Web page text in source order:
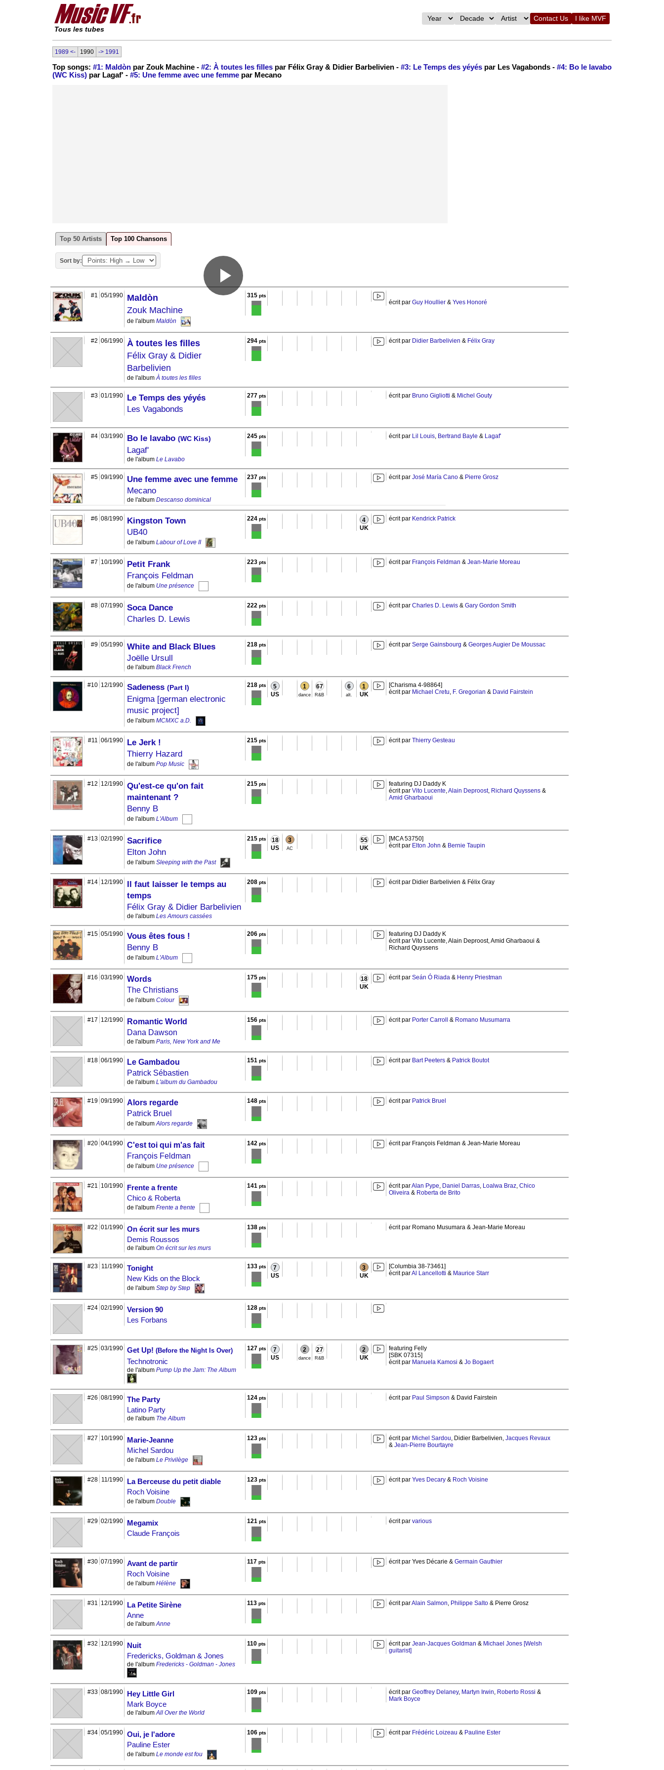
Tous les tubes
Contact Us I like MVF
1989 <- 1990 -> 1991
Top songs: #1: Maldòn par Zouk Machine - #2: À toutes les filles par Félix Gray & Didier Barbelivien - #3: Le Temps des yéyés par Les Vagabonds - #4: Bo le lavabo
(WC Kiss) par Lagaf' - #5: Une femme avec une femme par Mecano
Top 50 Artists Top 100 Chansons
Sort by:
#1 05/1990
Maldòn
Zouk Machine
de l'album Maldòn
315pts
écrit par Guy Houllier & Yves Honoré
#2 06/1990 À toutes les filles
Félix Gray & Didier
Barbelivien
de l'albumÀ toutes les filles
294pts écrit par Didier Barbelivien & Félix Gray
#3 01/1990
Le Temps des yéyés
Les Vagabonds
277 pts écrit par Bruno Gigliotti & Michel Gouty
#4 03/1990 Bo le lavabo (WC Kiss)
Lagaf'
de l'album Le Lavabo
245pts écrit par Lil Louis, Bertrand Bayle & Lagaf'
#5 09/1990
Une femme avec une femme
Mecano
de l'album Descanso dominical
237 pts écrit par José María Cano & Pierre Grosz
#6 08/1990
Kingston Town
UB40
de l'album Labour of Love II
224pts 4
UK
écrit par Kendrick Patrick
#7 10/1990
Petit Frank
François Feldman
de l'album Une présence
223pts écrit par François Feldman & Jean-Marie Moreau
#8 07/1990 Soca Dance
Charles D. Lewis
222 pts écrit par Charles D. Lewis & Gary Gordon Smith
#9 05/1990 White and Black Blues
Joëlle Ursull
de l'album Black French
218pts écrit par Serge Gainsbourg & Georges Augier De Moussac
#10 12/1990 Sadeness (Part I)
Enigma [german electronic
music project]
de l'album MCMXC a.D.
218pts 5
US
1
dance
67
R&B
6
alt.
1
UK
[Charisma 4-98864]
écrit par Michael Cretu, F. Gregorian & David Fairstein
#11 06/1990
Le Jerk !
Thierry Hazard
de l'album Pop Music
215pts écrit par Thierry Gesteau
#12 12/1990 Qu'est-ce qu'on fait
maintenant ?
Benny B
de l'album L'Album
215pts
featuring DJ Daddy K
écrit par Vito Lucente,Alain Deproost, Richard Quyssens &
Amid Gharbaoui
#13 02/1990 Sacrifice
Elton John
de l'album Sleeping with the Past
215pts 18
US
3
AC
55
UK
[MCA 53750]
écrit par Elton John & Bernie Taupin
#14 12/1990
Il faut laisser le temps au
temps
Félix Gray & Didier Barbelivien
de l'album Les Amours cassées
208pts écrit par Didier Barbelivien & Félix Gray
#15 05/1990 Vous êtes fous !
Benny B
de l'album L'Album
206pts
featuring DJ Daddy K
écrit par Vito Lucente, Alain Deproost, Amid Gharbaoui &
Richard Quyssens
#16 03/1990 Words
The Christians
de l'album Colour
175pts 18
UK
écrit par Seán Ó Riada & Henry Priestman
#17 12/1990
Romantic World
Dana Dawson
de l'album Paris, New York and Me
156pts écrit par Porter Carroll & Romano Musumarra
#18 06/1990
Le Gambadou
Patrick Sébastien
de l'album L'album du Gambadou
151 pts écrit par Bart Peeters & Patrick Boutot
#19 09/1990 Alors regarde
Patrick Bruel
de l'albumAlors regarde
148pts écrit par Patrick Bruel
#20 04/1990 C'est toi qui m'as fait
François Feldman
de l'album Une présence
142 pts écrit par François Feldman & Jean-Marie Moreau
#21 10/1990
Frente a frente
Chico & Roberta
de l'album Frente a frente
141 pts écrit parAlan Pype, Daniel Darras, Loalwa Braz, Chico
Oliveira & Roberta de Brito
#22 01/1990 On écrit sur les murs
Demis Roussos
de l'album On écrit sur les murs
138pts écrit par Romano Musumara & Jean-Marie Moreau
#23 11/1990
Tonight
New Kids on the Block
de l'album Step by Step
133pts 7
US
3
UK
[Columbia 38-73461]
écrit parAl Lancellotti & Maurice Starr
#24 02/1990 Version 90
Les Forbans
128pts
#25 03/1990 Get Up! (Before the Night Is Over)
Technotronic
de l'album Pump Up the Jam: The Album
127 pts 7
US
2
dance
27
R&B
2
UK
featuring Felly
[SBK 07315]
écrit par Manuela Kamosi & Jo Bogaert
#26 08/1990 The Party
Latino Party
de l'album The Album
124pts écrit par Paul Simpson & David Fairstein
#27 10/1990
Marie-Jeanne
Michel Sardou
de l'album Le Privilège
123pts écrit par Michel Sardou, Didier Barbelivien, Jacques Revaux
& Jean-Pierre Bourtayre
#28 11/1990
La Berceuse du petit diable
Roch Voisine
de l'album Double
123pts écrit par Yves Decary & Roch Voisine
#29 02/1990
Megamix
Claude François
121 pts écrit par various
#30 07/1990 Avant de partir
Roch Voisine
de l'album Hélène
117 pts écrit par Yves Décarie & Germain Gauthier
#31 12/1990
La Petite Sirène
Anne
de l'albumAnne
113 pts écrit parAlain Salmon, Philippe Salto & Pierre Grosz
#32 12/1990
Nuit
Fredericks, Goldman & Jones
de l'album Fredericks - Goldman - Jones
110 pts écrit par Jean-Jacques Goldman & Michael Jones [Welsh
guitarist]
#33 08/1990
Hey Little Girl
Mark Boyce
de l'albumAll Over the World
109pts écrit par Geoffrey Delaney, Martyn Irwin, Roberto Rossi &
Mark Boyce
#34 05/1990 Oui, je l'adore
Pauline Ester
de l'album Le monde est fou
106pts écrit par Frédéric Loizeau & Pauline Ester